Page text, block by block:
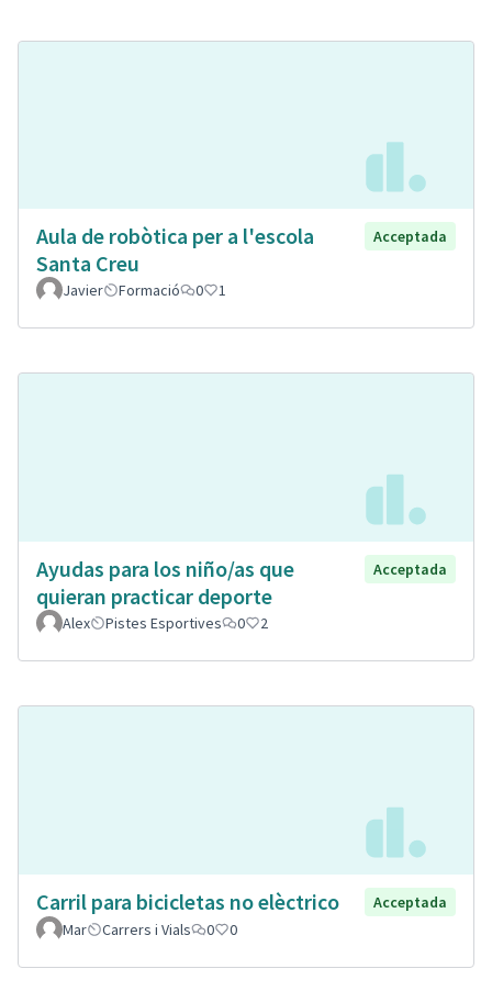
Aula de robòtica per a l'escola
Santa Creu
Acceptada
Javier Formació 0 1
Ayudas para los niño/as que
quieran practicar deporte
Acceptada
Alex Pistes Esportives 0 2
Carril para bicicletas no elèctrico
Acceptada
Mar
Carrers i Vials 0 0